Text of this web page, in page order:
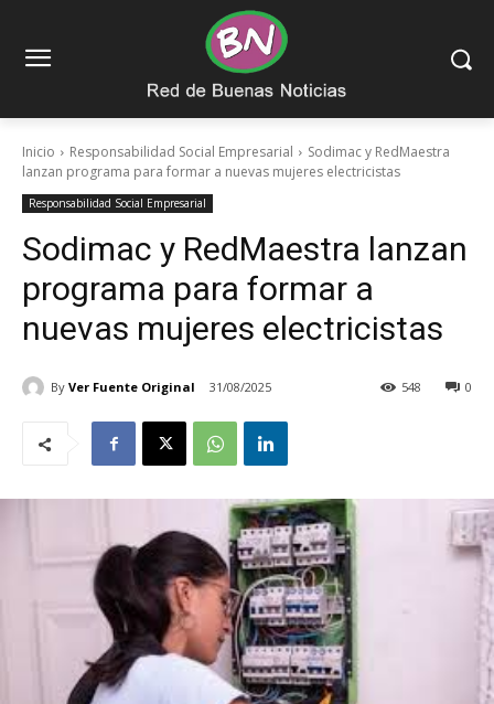
Inicio Responsabilidad Social Empresarial
Sodimac y RedMaestra
lanzan programa para formar a nuevas mujeres electricistas
Responsabilidad Social Empresarial
Sodimac y RedMaestra lanzan
programa para formar a
nuevas mujeres electricistas
By Ver Fuente Original 31/08/2025 0
548